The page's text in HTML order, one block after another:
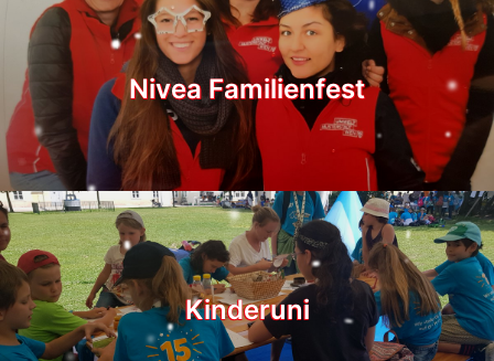
Nivea Familienfest
Kinderuni